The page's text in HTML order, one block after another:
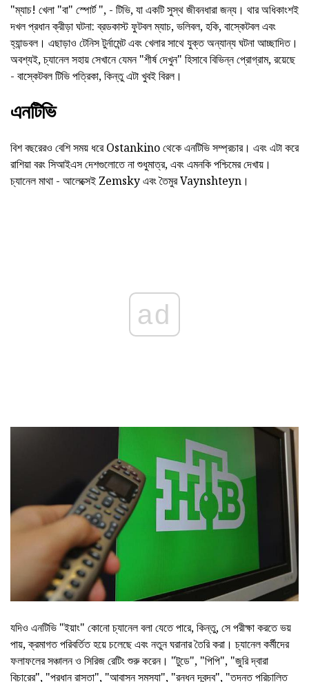
"ম্যাচ! খেলা "বা" স্পোর্ট ", - টিভি, যা একটি সুস্থ জীবনধারা জন্য। থার অধিকাংশই
দখল প্রধান ক্রীড়া ঘটনা: ব্রডকাস্ট ফুটবল ম্যাচ, ভলিবল, হকি, বাস্কেটবল এবং
হ্যান্ডবল। এছাড়াও টেনিস টুর্নামেন্ট এবং খেলার সাথে যুক্ত অন্যান্য ঘটনা আচ্ছাদিত।
অবশ্যই, চ্যানেল সহায় সেখানে যেমন "শীর্ষ দেখুন" হিসাবে বিভিন্ন প্রোগ্রাম, রয়েছে
- বাস্কেটবল টিভি পত্রিকা, কিন্তু এটা খুবই বিরল।
এনটিভি
বিশ বছরেরও বেশি সময় ধরে Ostankino থেকে এনটিভি সম্প্রচার। এবং এটা করে
রাশিয়া বরং সিআইএস দেশগুলোতে না শুধুমাত্র, এবং এমনকি পশ্চিমের দেখায়।
চ্যানেল মাথা - আলেক্সেই Zemsky এবং তৈমুর Vaynshteyn।
ad
যদিও এনটিভি "ইয়াং" কোনো চ্যানেল বলা যেতে পারে, কিন্তু, সে পরীক্ষা করতে ভয়
পায়, ক্রমাগত পরিবর্তিত হয়ে চলেছে এবং নতুন ঘরানার তৈরি করা। চ্যানেল কর্মীদের
ফলাফলের সঞ্চালন ও সিরিজ রেটিং শুরু করেন। "টুডে", "পিপি", "জুরি দ্বারা
বিচারের", "প্রধান রাস্তা", "আবাসন সমস্যা", "রন্ধন দ্বন্দ্ব", "তদন্ত পরিচালিত